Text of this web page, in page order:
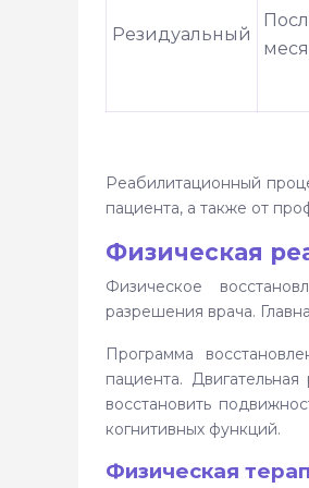
Резидуальный
Реабилитационный
пациента, а также от
Физическая
Физическое
разрешения врача.
Программа
пациента.
восстановить
когнитивных функций.
Физическая